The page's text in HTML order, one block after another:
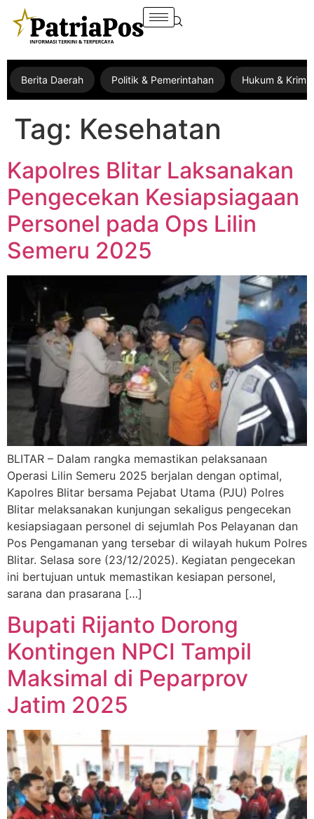
Berita Daerah Politik & Pemerintahan Hukum &
Tag: Kesehatan
Kapolres Blitar Laksanakan
Pengecekan Kesiapsiagaan
Personel pada Ops Lilin
Semeru 2025
BLITAR – Dalam rangka memastikan pelaksanaan
Operasi Lilin Semeru 2025 berjalan dengan optimal,
Kapolres Blitar bersama Pejabat Utama (PJU) Polres
Blitar melaksanakan kunjungan sekaligus pengecekan
kesiapsiagaan personel di sejumlah Pos Pelayanan dan
Pos Pengamanan yang tersebar di wilayah hukum Polres
Blitar. Selasa sore (23/12/2025). Kegiatan pengecekan
ini bertujuan untuk memastikan kesiapan personel,
sarana dan prasarana […]
Bupati Rijanto Dorong
Kontingen NPCI Tampil
Maksimal di Peparprov
Jatim 2025